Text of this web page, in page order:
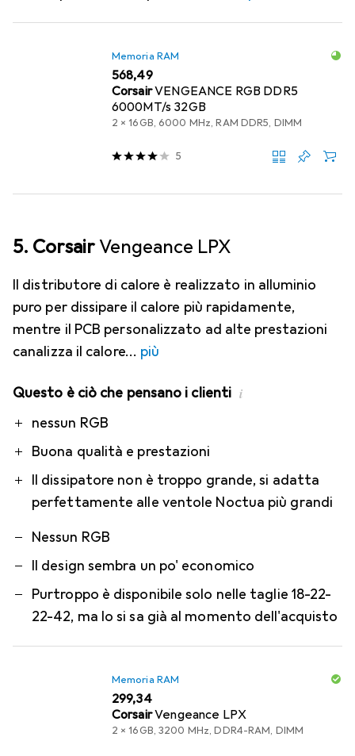
Memoria RAM
EUR
568,49
CorsairVENGEANCE RGB DDR5
6000MT/s 32GB
2 x 16GB, 6000 MHz, RAM DDR5, DIMM
5
5. CorsairVengeance LPX
Il distributore di calore è realizzato in alluminio
puro per dissipare il calore più rapidamente,
mentre il PCB personalizzato ad alte prestazioni
canalizza il calore
più
Questo è ciò che pensano i clienti i
Pronessun RGB
Buona qualità e prestazioni
Il dissipatore non è troppo grande, si adatta
perfettamente alle ventole Noctua più grandi
Contro
Nessun RGB
Il design sembra un po' economico
Purtroppo è disponibile solo nelle taglie 18-22-
22-42, ma lo si sa già al momento dell'acquisto
Memoria RAM
EUR
299,34
CorsairVengeance LPX
2 x 16GB, 3200 MHz, DDR4-RAM, DIMM